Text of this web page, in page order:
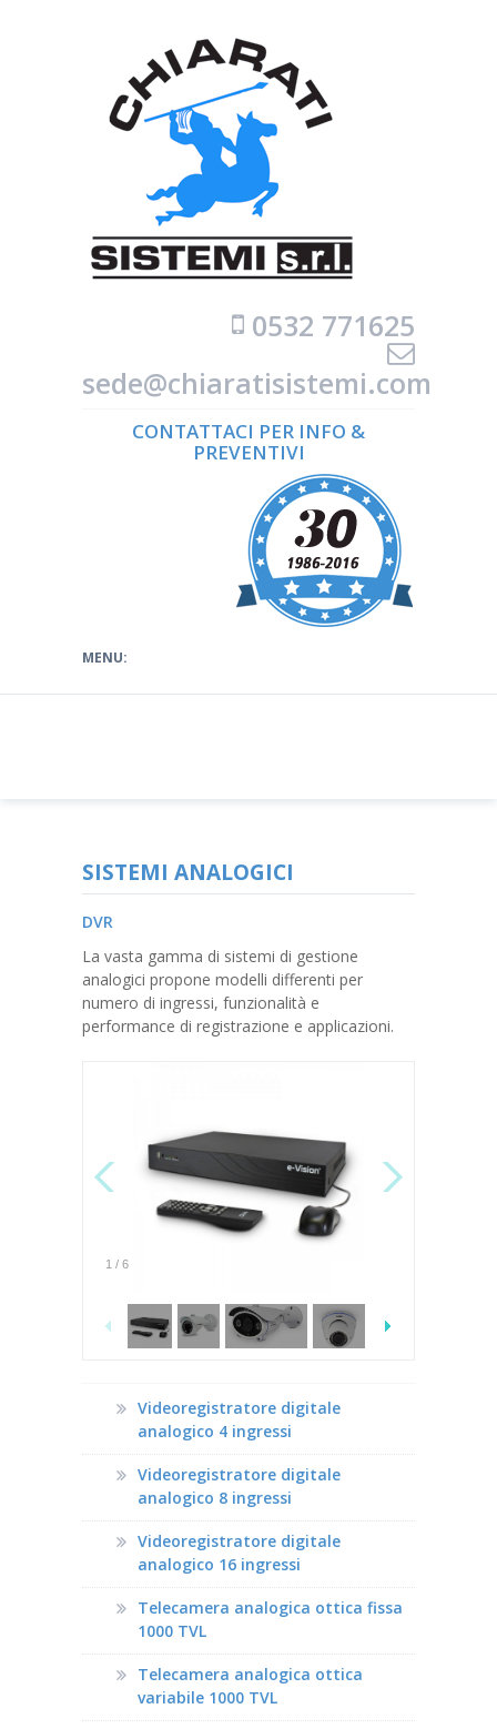
0532 771625
sede@chiaratisistemi.com
CONTATTACI PER INFO &
PREVENTIVI
SISTEMI ANALOGICI
DVR
La vasta gamma di sistemi di gestione
analogici propone modelli differenti per
numero di ingressi, funzionalità e
performance di registrazione e applicazioni.
1 / 6
Videoregistratore digitale
analogico 4 ingressi
Videoregistratore digitale
analogico 8 ingressi
Videoregistratore digitale
analogico 16 ingressi
Telecamera analogica ottica fissa
1000 TVL
Telecamera analogica ottica
variabile 1000 TVL